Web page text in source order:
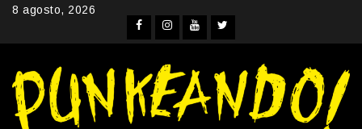
Skip8 agosto, 2026
Facebook
Instagram
YouTube
Twitter